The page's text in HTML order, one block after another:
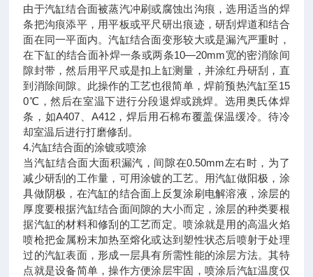
由于汽缸结合面被蒸汽冲刷或腐蚀出沟痕，选用适当的焊
条把沟痕添平，用平板或平尺研出痕迹，研刮焊道和结合
面在同一平面内。汽缸结合面变形较大或是漏汽严重时，
在下缸的结合面补焊一条或两条10—20mm宽的密消除间
隙封带，然后用平尺或是扣上缸测量，并涂红丹研刮，直
到消除间隙。此操作的工艺也很简单，焊前预热汽缸至15
0℃，然后在室温下进行分段退焊或跳焊。选用奥氏体焊
条，如A407、A412，焊后用石棉布覆盖保温缓冷。待冷
却室温后进行打磨修刮。
4.汽缸结合面的涂镀或喷涂
当汽缸结合面大面积漏汽，间隙在0.50mm左右时，为了
减少研刮的工作量，可用涂镀的工艺。用汽缸做阳极，涂
具做阴极，在汽缸的结合面上反复涂刷电解溶液，涂层的
厚度要根据汽缸结合面间隙的大小而定，涂层的种类要根
据汽缸的材料和修刮的工艺而定。喷涂就是用的高温火焰
喷枪把金属粉末加热至熔化或达到塑性状态后喷射于处理
过的汽缸表面，形成一层具有所需性能的涂层方法。其特
点就是设备简单，操作方便涂层牢固，喷涂后汽缸温度仅